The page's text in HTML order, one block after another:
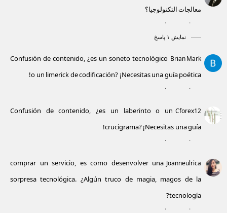
معالجات التكنولوجيا؟
۰ ۰
نمایش ۱ پاسخ
Brian Mark
Confusión de contenido, ¿es un soneto tecnológico
o un limerick de codificación? ¡Necesitas una guía poética!
۰ ۰
Cforex12
Confusión de contenido, ¿es un laberinto o un
crucigrama? ¡Necesitas una guía! ️
۰ ۰
Joanneulrica
comprar un servicio, es como desenvolver una
sorpresa tecnológica. ¿Algún truco de magia, magos de la
tecnología?
۰ ۰